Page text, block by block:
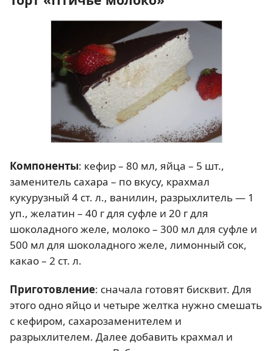
Компоненты: кефир – 80 мл, яйца – 5 шт.,
заменитель сахара – по вкусу, крахмал
кукурузный 4 ст. л., ванилин, разрыхлитель — 1
уп., желатин – 40 г для суфле и 20 г для
шоколадного желе, молоко – 300 мл для суфле и
500 мл для шоколадного желе, лимонный сок,
какао – 2 ст. л.
Приготовление: сначала готовят бисквит. Для
этого одно яйцо и четыре желтка нужно смешать
с кефиром, сахарозаменителем и
разрыхлителем. Далее добавить крахмал и